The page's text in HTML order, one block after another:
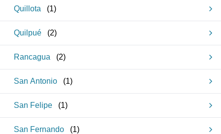
Quillota (1)
Quilpué (2)
Rancagua (2)
San Antonio (1)
San Felipe (1)
San Fernando (1)